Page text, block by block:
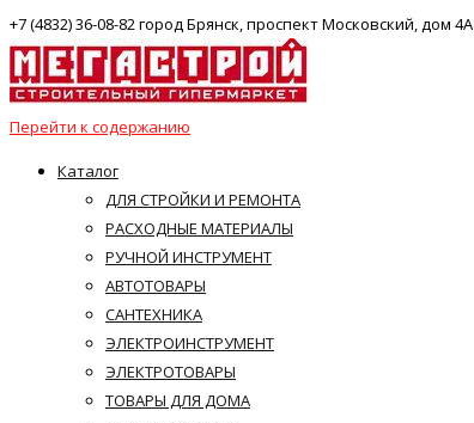
+7 (4832) 36-08-82 город Брянск, проспект Московский, дом 4А
Перейти к содержанию
Каталог
ДЛЯ СТРОЙКИ И РЕМОНТА
РАСХОДНЫЕ МАТЕРИАЛЫ
РУЧНОЙ ИНСТРУМЕНТ
АВТОТОВАРЫ
САНТЕХНИКА
ЭЛЕКТРОИНСТРУМЕНТ
ЭЛЕКТРОТОВАРЫ
ТОВАРЫ ДЛЯ ДОМА